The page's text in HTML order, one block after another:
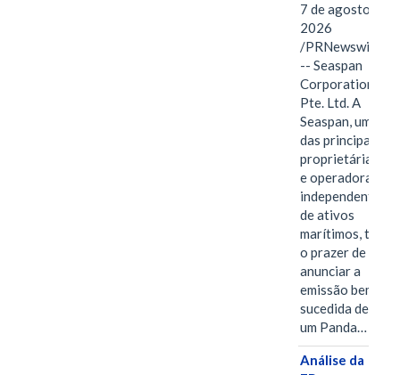
7 de agosto de
2026
/PRNewswire/
-- Seaspan
Corporation
Pte. Ltd. A
Seaspan, uma
das principais
proprietárias
e operadoras
independentes
de ativos
marítimos, tem
o prazer de
anunciar a
emissão bem-
sucedida de
um Panda…
Análise da